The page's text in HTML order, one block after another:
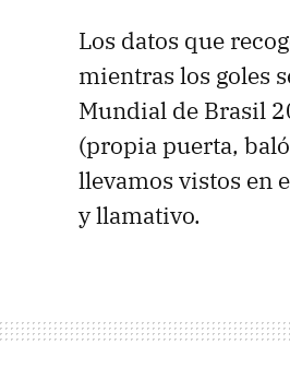
Los datos que
mientras los goles
Mundial de Brasil
(propia puerta,
llevamos vistos en
y llamativo.